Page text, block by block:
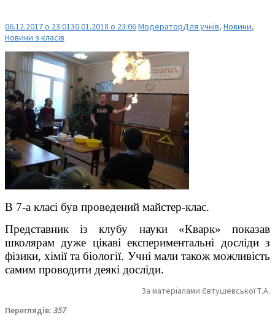
06.12.2017 о 23:0130.01.2018 о 23:06МодераторДля учнів, Новини,
Новини з класів
В 7-а класі був проведений майстер-клас.
Представник із клубу науки «Кварк» показав
школярам дуже цікаві експериментальні досліди з
фізики, хімії та біології. Учні мали також можливість
самим проводити деякі досліди.
За матеріалами Євтушевської Т.А.
Переглядів: 357